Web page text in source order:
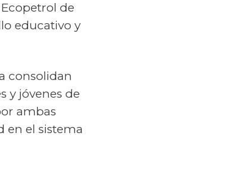
de
educativo y
consolidan
y jóvenes de
ambas
el sistema